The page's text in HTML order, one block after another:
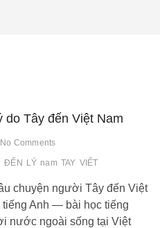
năng lực cá
nhân trong
thời đại AI
do Tây đến Việt Nam
No Comments
ĐẾN LÝ nam TAY VIẾT
chuyện người Tây đến Việt
tiếng Anh — bài học tiếng
nước ngoài sống tại Việt